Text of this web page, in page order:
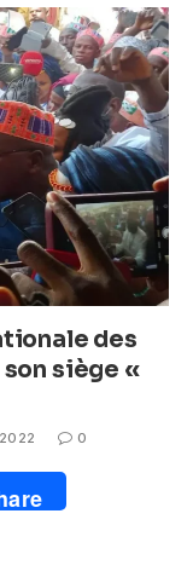
des
siège «
0